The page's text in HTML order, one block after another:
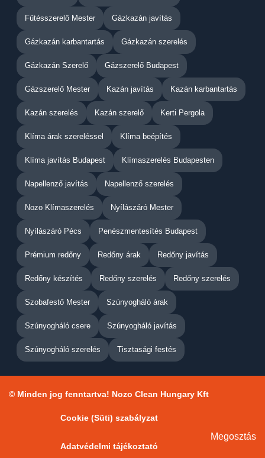
Fűtésszerelő Mester Gázkazán javítás
Gázkazán karbantartás Gázkazán szerelés
Gázkazán Szerelő Gázszerelő Budapest
Gázszerelő Mester Kazán javítás Kazán karbantartás
Kazán szerelés Kazán szerelő Kerti Pergola
Klíma árak szereléssel Klíma beépítés
Klíma javítás Budapest Klímaszerelés Budapesten
Napellenző javítás Napellenző szerelés
Nozo Klímaszerelés Nyílászáró Mester
Nyílászáró Pécs Penészmentesítés Budapest
Prémium redőny Redőny árak Redőny javítás
Redőny készítés Redőny szerelés Redőny szerelés
Szobafestő Mester Szúnyogháló árak
Szúnyogháló csere Szúnyogháló javítás
Szúnyogháló szerelés Tisztasági festés
© Minden jog fenntartva! Nozo Clean Hungary Kft
Cookie (Süti) szabályzat
Adatvédelmi tájékoztató
Megosztás